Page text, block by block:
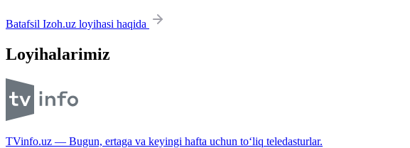
Batafsil Izoh.uz loyihasi haqida
Loyihalarimiz
TVinfo.uz — Bugun, ertaga va keyingi hafta uchun to‘liq teledasturlar.